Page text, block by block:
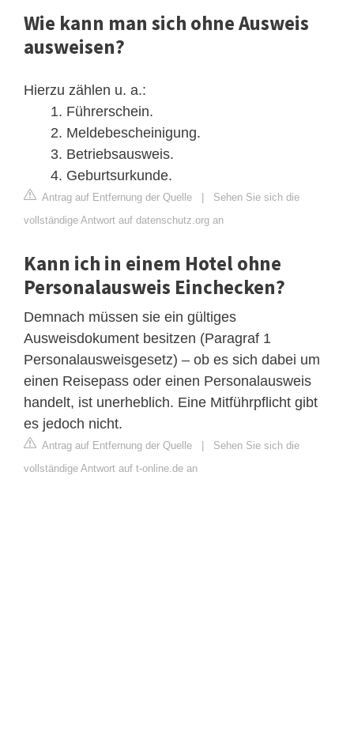
Wie kann man sich ohne Ausweis
ausweisen?
Hierzu zählen u. a.:
Führerschein.
Meldebescheinigung.
Betriebsausweis.
Geburtsurkunde.
Antrag auf Entfernung der Quelle | Sehen Sie sich die
vollständige Antwort auf datenschutz.org an
Kann ich in einem Hotel ohne
Personalausweis Einchecken?
Demnach müssen sie ein gültiges
Ausweisdokument besitzen (Paragraf 1
Personalausweisgesetz) – ob es sich dabei um
einen Reisepass oder einen Personalausweis
handelt, ist unerheblich. Eine Mitführpflicht gibt
es jedoch nicht.
Antrag auf Entfernung der Quelle | Sehen Sie sich die
vollständige Antwort auf t-online.de an